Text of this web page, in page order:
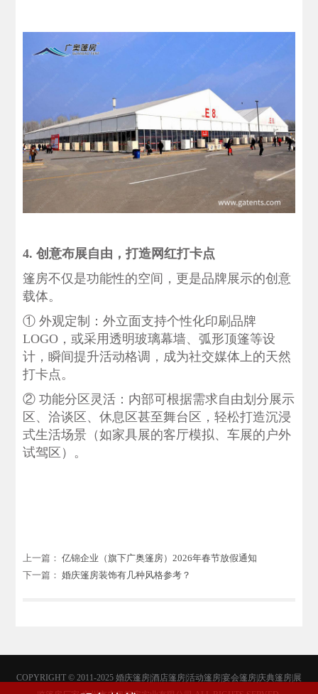
4. 创意布展自由，打造网红打卡点
篷房不仅是功能性的空间，更是品牌展示的创意
载体。
‌① 外观定制‌：外立面支持个性化印刷品牌
LOGO，或采用透明玻璃幕墙、弧形顶篷等设
计，瞬间提升活动格调，成为社交媒体上的天然
打卡点。
‌② 功能分区灵活‌：内部可根据需求自由划分展示
区、洽谈区、休息区甚至舞台区，轻松打造沉浸
式生活场景（如家具展的客厅模拟、车展的户外
试驾区）。
上一篇：亿锦企业（旗下广奥篷房）2026年春节放假通知
下一篇：婚庆篷房装饰有几种风格参考？
COPYRIGHT © 2011-2025 婚庆篷房|酒店篷房|活动篷房|宴会篷房|庆典篷房|展